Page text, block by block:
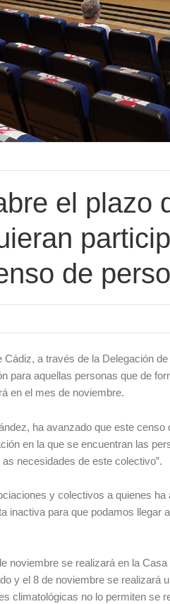
el plazo
de
Cádiz, a través de la Delegación
para aquellas personas que de
en el mes de noviembre.
ha avanzado que este
en la que se encuentran las
necesidades de este colectivo”.
y colectivos a quienes
inactiva para que podamos llegar
noviembre se realizará en la
y el 8 de noviembre se realizará
climatológicas no lo permiten se